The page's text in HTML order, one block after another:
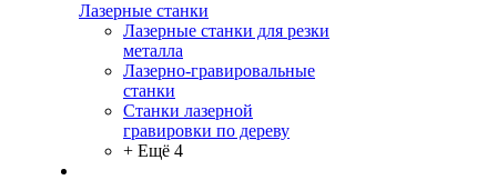
Лазерные станки
Лазерные станки для резки
металла
Лазерно-гравировальные
станки
Станки лазерной
гравировки по дереву
+ Ещё 4